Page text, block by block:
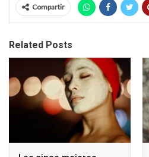
Compartir
Related Posts